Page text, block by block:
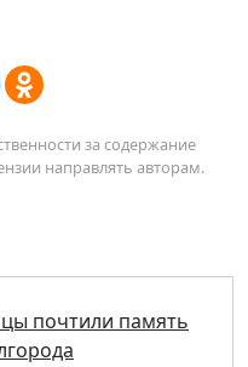
за содержание
направлять авторам.
почтили память